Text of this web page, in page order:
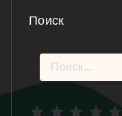
Поиск
Найти: